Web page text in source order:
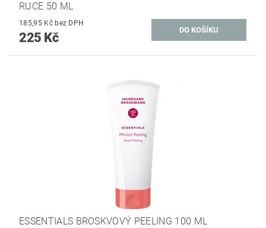
RUCE 50 ML
185,95 Kč bez DPH
225 Kč
ESSENTIALS BROSKVOVÝ PEELING 100 ML